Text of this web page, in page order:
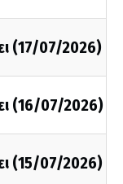
(17/07/2026)
(16/07/2026)
(15/07/2026)